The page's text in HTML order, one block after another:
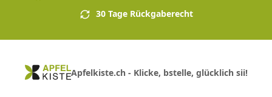
30 Tage Rückgaberecht
Apfelkiste.ch - Klicke, bstelle, glücklich sii!